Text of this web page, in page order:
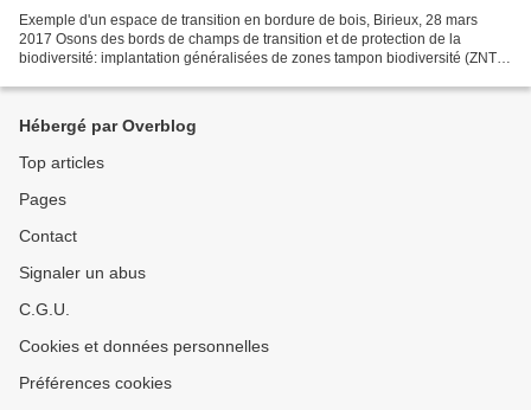
Exemple d'un espace de transition en bordure de bois, Birieux, 28 mars
2017 Osons des bords de champs de transition et de protection de la
biodiversité: implantation généralisées de zones tampon biodiversité (ZNT
Hébergé par Overblog
Top articles
Pages
Contact
Signaler un abus
C.G.U.
Cookies et données personnelles
Préférences cookies